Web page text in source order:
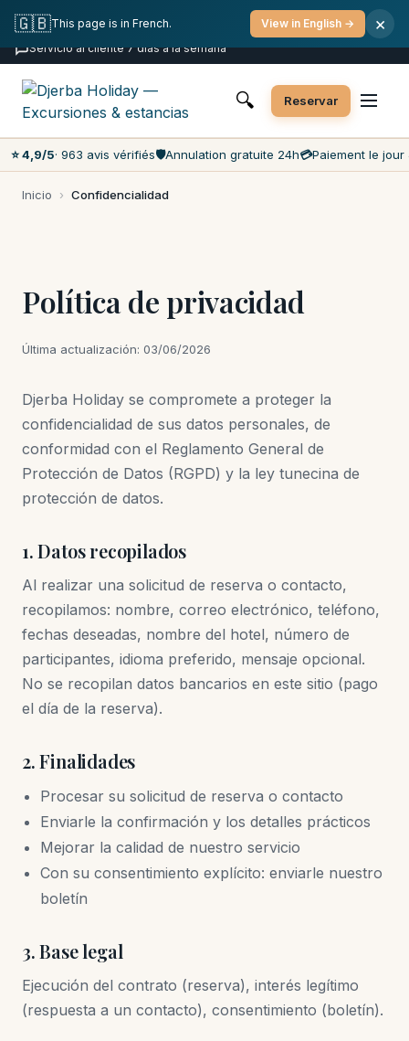
Cancelación gratuita
Precios más bajos del mercado
Servicio al cliente 7 días a la semana
🔍 Reservar
⭐ 4,9/5· 963 avis vérifiés🛡️Annulation gratuite 24h💳Paiement le jour
Inicio › Confidencialidad
Política de privacidad
Última actualización: 03/06/2026
Djerba Holiday se compromete a proteger la
confidencialidad de sus datos personales, de
conformidad con el Reglamento General de
Protección de Datos (RGPD) y la ley tunecina de
protección de datos.
1. Datos recopilados
Al realizar una solicitud de reserva o contacto,
recopilamos: nombre, correo electrónico, teléfono,
fechas deseadas, nombre del hotel, número de
participantes, idioma preferido, mensaje opcional.
No se recopilan datos bancarios en este sitio (pago
el día de la reserva).
2. Finalidades
Procesar su solicitud de reserva o contacto
Enviarle la confirmación y los detalles prácticos
Mejorar la calidad de nuestro servicio
Con su consentimiento explícito: enviarle nuestro
boletín
3. Base legal
Ejecución del contrato (reserva), interés legítimo
(respuesta a un contacto), consentimiento (boletín).
🇬🇧This page is in French. View in English → ×